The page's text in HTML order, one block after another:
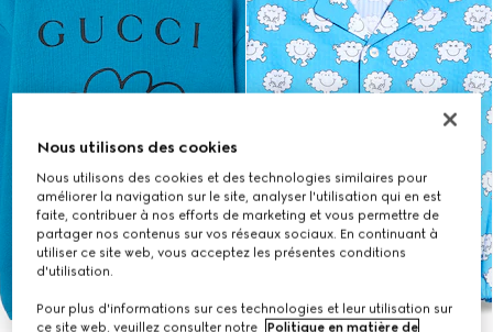
Nous utilisons des cookies
Nous utilisons des cookies et des technologies similaires pour
améliorer la navigation sur le site, analyser l'utilisation qui en est
faite, contribuer à nos efforts de marketing et vous permettre de
partager nos contenus sur vos réseaux sociaux. En continuant à
utiliser ce site web, vous acceptez les présentes conditions
d'utilisation.
Pour plus d'informations sur ces technologies et leur utilisation sur
ce site web, veuillez consulter notre
Politique en matière de